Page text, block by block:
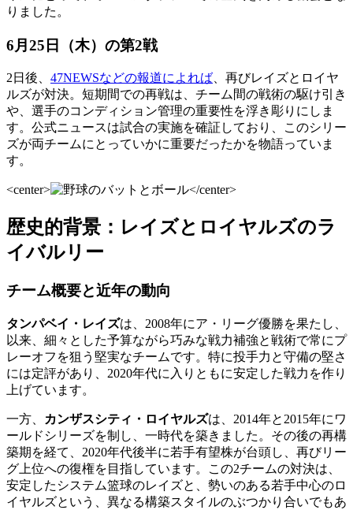
りました。
6月25日（木）の第2戦
2日後、 47NEWSなどの報道によれば 、再びレイズとロイヤ
ルズが対決。短期間での再戦は、チーム間の戦術の駆け引き
や、選手のコンディション管理の重要性を浮き彫りにしま
す。公式ニュースは試合の実施を確証しており、このシリー
ズが両チームにとっていかに重要だったかを物語っていま
す。
<center> </center>
歴史的背景：レイズとロイヤルズのラ
イバルリー
チーム概要と近年の動向
タンパベイ・レイズは、2008年にア・リーグ優勝を果たし、
以来、細々とした予算ながら巧みな戦力補強と戦術で常にプ
レーオフを狙う堅実なチームです。特に投手力と守備の堅さ
には定評があり、2020年代に入りともに安定した戦力を作り
上げています。
一方、 カンザスシティ・ロイヤルズは、2014年と2015年にワ
ールドシリーズを制し、一時代を築きました。その後の再構
築期を経て、2020年代後半に若手有望株が台頭し、再びリー
グ上位への復権を目指しています。この2チームの対決は、
安定したシステム篮球のレイズと、勢いのある若手中心のロ
イヤルズという、異なる構築スタイルのぶつかり合いでもあ